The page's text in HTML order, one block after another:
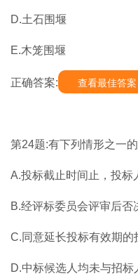
D.土石围堰
E.木笼围堰
正确答案: 查看最佳答案
第24题:有下列情形之一
A.投标截止时间止，投标
B.经评标委员会评审后否
C.同意延长投标有效期的
D.中标候选人均未与招标